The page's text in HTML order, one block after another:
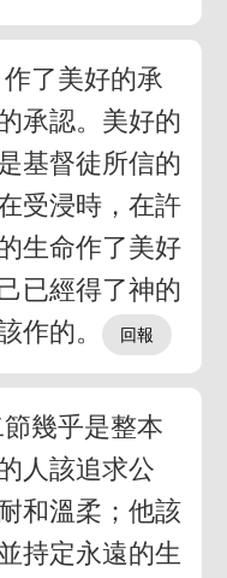
了美好的承
承認。美好的
基督徒所信的
受浸時，在許
生命作了美好
已經得了神的
作的。
幾乎是整本
人該追求公
和溫柔；他該
持定永遠的生